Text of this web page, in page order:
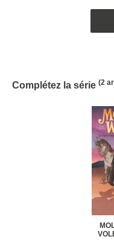
Complétez la série (2